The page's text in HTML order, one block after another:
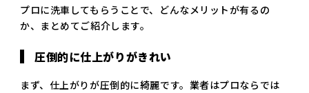
プロに洗車してもらうことで、どんなメリットが有るの
か、まとめてご紹介します。
圧倒的に仕上がりがきれい
まず、仕上がりが圧倒的に綺麗です。業者はプロならでは